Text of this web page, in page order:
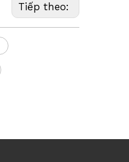
Tiếp theo: